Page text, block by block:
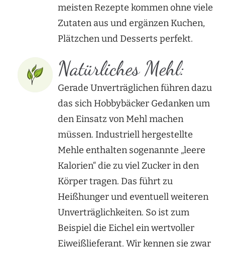
meisten Rezepte kommen ohne viele
Zutaten aus und ergänzen Kuchen,
Plätzchen und Desserts perfekt.
Natürliches Mehl:
Gerade Unverträglichen führen dazu
das sich Hobbybäcker Gedanken um
den Einsatz von Mehl machen
müssen. Industriell hergestellte
Mehle enthalten sogenannte „leere
Kalorien“ die zu viel Zucker in den
Körper tragen. Das führt zu
Heißhunger und eventuell weiteren
Unverträglichkeiten. So ist zum
Beispiel die Eichel ein wertvoller
Eiweißlieferant. Wir kennen sie zwar